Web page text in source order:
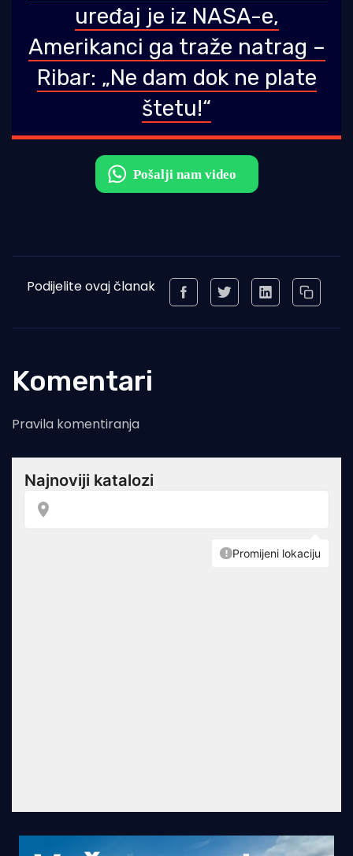
uređaj je iz NASA-e,
Amerikanci ga traže natrag –
Ribar: „Ne dam dok ne plate
štetu!“
Podijelite ovaj članak
Komentari
Pravila komentiranja